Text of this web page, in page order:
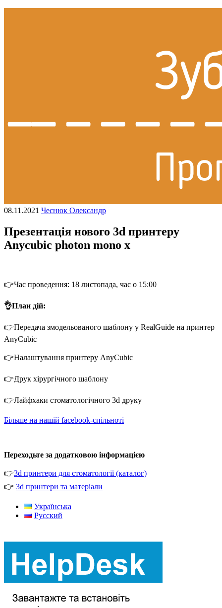
08.11.2021 Чеснюк Олександр
Презентація нового 3d принтеру
Anycubic photon mono x
👉Час проведення: 18 листопада, час о 15:00
👌План дій:
👉Передача змодельованого шаблону у RealGuide на принтер
AnyCubic
👉Налаштування принтеру AnyCubic
👉Друк хірургічного шаблону
👉Лайфхаки стоматологічного 3d друку
Більше на нашій facebook-спільноті
Переходьте за додатковою інформацією
👉3d принтери для стоматології (каталог)
👉 3d принтери та матеріали
Українська
Русский